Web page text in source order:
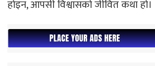
होइन, आपसी विश्वासको जीवित कथा हो।